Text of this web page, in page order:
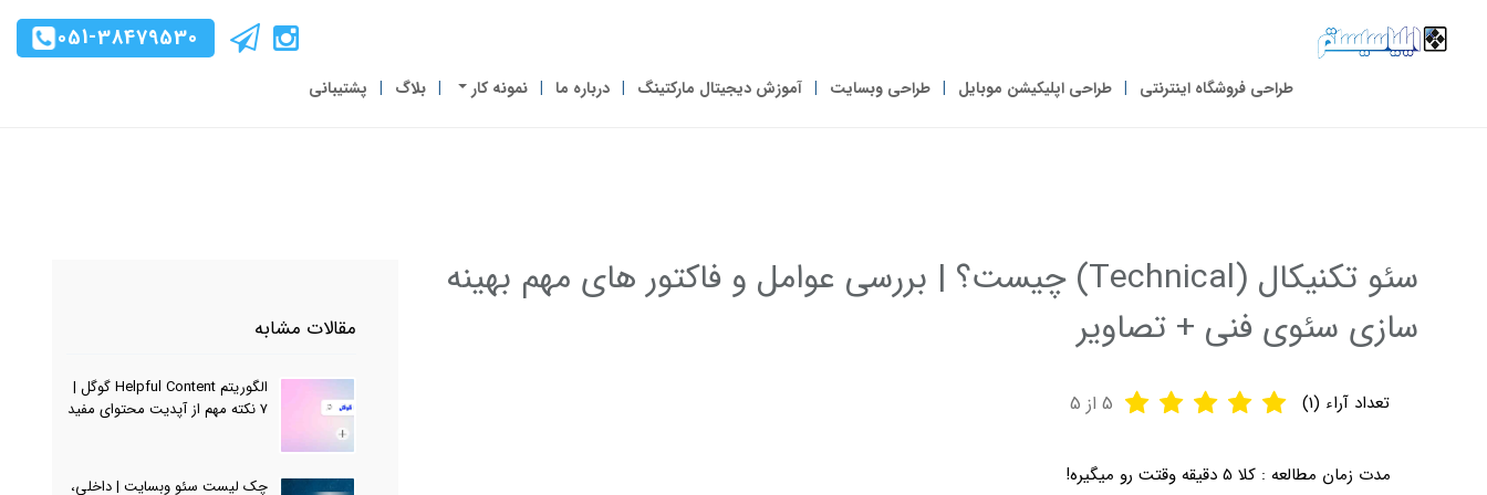
051-38479530
طراحی فروشگاه اینترنتی طراحی اپلیکیشن موبایل طراحی وبسایت آموزش دیجیتال مارکتینگ درباره ما نمونه کار بلاگ پشتیبانی
سئو تکنیکال (Technical) چیست؟ | بررسی عوامل و فاکتور های مهم بهینه
سازی سئوی فنی + تصاویر
تعداد آراء (1
)
5 از 5
مدت زمان مطالعه : کلا 5 دقیقه وقتت رو میگیره!
مقالات مشابه
الگوریتم Helpful Content گوگل |
7 نکته مهم از آپدیت محتوای مفید
چک لیست سئو وبسایت | داخلی،